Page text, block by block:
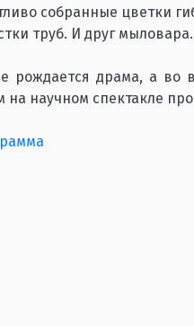
собранные цветки
труб. И друг мыловара.
рождается драма, а во
научном спектакле